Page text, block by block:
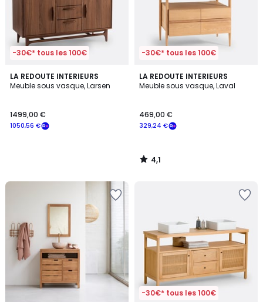
-30€* tous les 100€
LA REDOUTE INTERIEURS
Meuble sous vasque, Larsen
1050,56 €
1499,00 €
-30€* tous les 100€
LA REDOUTE INTERIEURS
Meuble sous vasque, Laval
329,24 €
469,00 €
4,1
/ 5
4,1
/
-30€* tous les 100€